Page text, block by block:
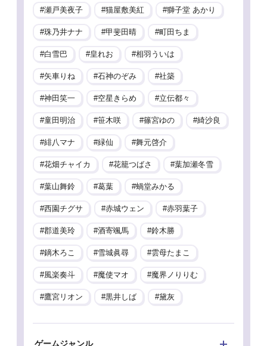
瀬戸美夜子 猫屋敷美紅 獅子堂 あかり
珠乃井ナナ 甲斐田晴 町田ちま
白雪巴 皇れお 相羽ういは
矢車りね 石神のぞみ 社築
神田笑一 空星きらめ 立伝都々
童田明治 笹木咲 篠宮ゆの 綺沙良
緋八マナ 緑仙 舞元啓介
花畑チャイカ 花籠つばさ 葉加瀬冬雪
葉山舞鈴 葛葉 蝸堂みかる
西園チグサ 赤城ウェン 赤羽葉子
郡道美玲 酒寄颯馬 鈴木勝
鏑木ろこ 雪城眞尋 雲母たまこ
風楽奏斗 魔使マオ 魔界ノりりむ
鷹宮リオン 黒井しば 黛灰
ゲームジャンル